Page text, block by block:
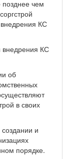
чем
КС
внедрения КС
об
в своих
и
порядке.